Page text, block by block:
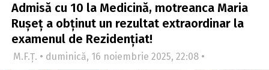
Admisă cu 10 la Medicină, motreanca Maria
Rușeț a obținut un rezultat extraordinar la
examenul de Rezidențiat!
M.F.Ț. • duminică, 16 noiembrie 2025, 22:08 •